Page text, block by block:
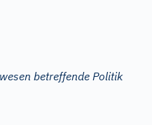
betreffende Politik